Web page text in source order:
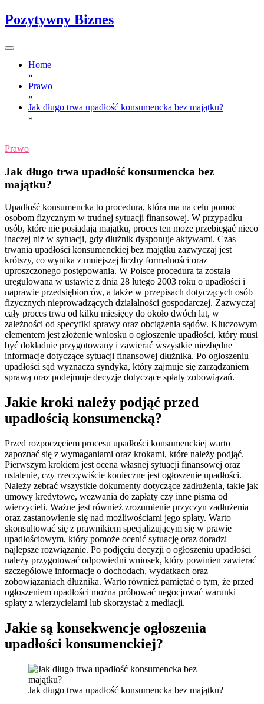
Skip
to
Pozytywny Biznes
Home
»
Prawo
»
Jak długo trwa upadłość konsumencka bez majątku?
»
Prawo
Jak długo trwa upadłość konsumencka bez
majątku?
Upadłość konsumencka to procedura, która ma na celu pomoc
osobom fizycznym w trudnej sytuacji finansowej. W przypadku
osób, które nie posiadają majątku, proces ten może przebiegać nieco
inaczej niż w sytuacji, gdy dłużnik dysponuje aktywami. Czas
trwania upadłości konsumenckiej bez majątku zazwyczaj jest
krótszy, co wynika z mniejszej liczby formalności oraz
uproszczonego postępowania. W Polsce procedura ta została
uregulowana w ustawie z dnia 28 lutego 2003 roku o upadłości i
naprawie przedsiębiorców, a także w przepisach dotyczących osób
fizycznych nieprowadzących działalności gospodarczej. Zazwyczaj
cały proces trwa od kilku miesięcy do około dwóch lat, w
zależności od specyfiki sprawy oraz obciążenia sądów. Kluczowym
elementem jest złożenie wniosku o ogłoszenie upadłości, który musi
być dokładnie przygotowany i zawierać wszystkie niezbędne
informacje dotyczące sytuacji finansowej dłużnika. Po ogłoszeniu
upadłości sąd wyznacza syndyka, który zajmuje się zarządzaniem
sprawą oraz podejmuje decyzje dotyczące spłaty zobowiązań.
Jakie kroki należy podjąć przed
upadłością konsumencką?
Przed rozpoczęciem procesu upadłości konsumenckiej warto
zapoznać się z wymaganiami oraz krokami, które należy podjąć.
Pierwszym krokiem jest ocena własnej sytuacji finansowej oraz
ustalenie, czy rzeczywiście konieczne jest ogłoszenie upadłości.
Należy zebrać wszystkie dokumenty dotyczące zadłużenia, takie jak
umowy kredytowe, wezwania do zapłaty czy inne pisma od
wierzycieli. Ważne jest również zrozumienie przyczyn zadłużenia
oraz zastanowienie się nad możliwościami jego spłaty. Warto
skonsultować się z prawnikiem specjalizującym się w prawie
upadłościowym, który pomoże ocenić sytuację oraz doradzi
najlepsze rozwiązanie. Po podjęciu decyzji o ogłoszeniu upadłości
należy przygotować odpowiedni wniosek, który powinien zawierać
szczegółowe informacje o dochodach, wydatkach oraz
zobowiązaniach dłużnika. Warto również pamiętać o tym, że przed
ogłoszeniem upadłości można próbować negocjować warunki
spłaty z wierzycielami lub skorzystać z mediacji.
Jakie są konsekwencje ogłoszenia
upadłości konsumenckiej?
Jak długo trwa upadłość konsumencka bez majątku?